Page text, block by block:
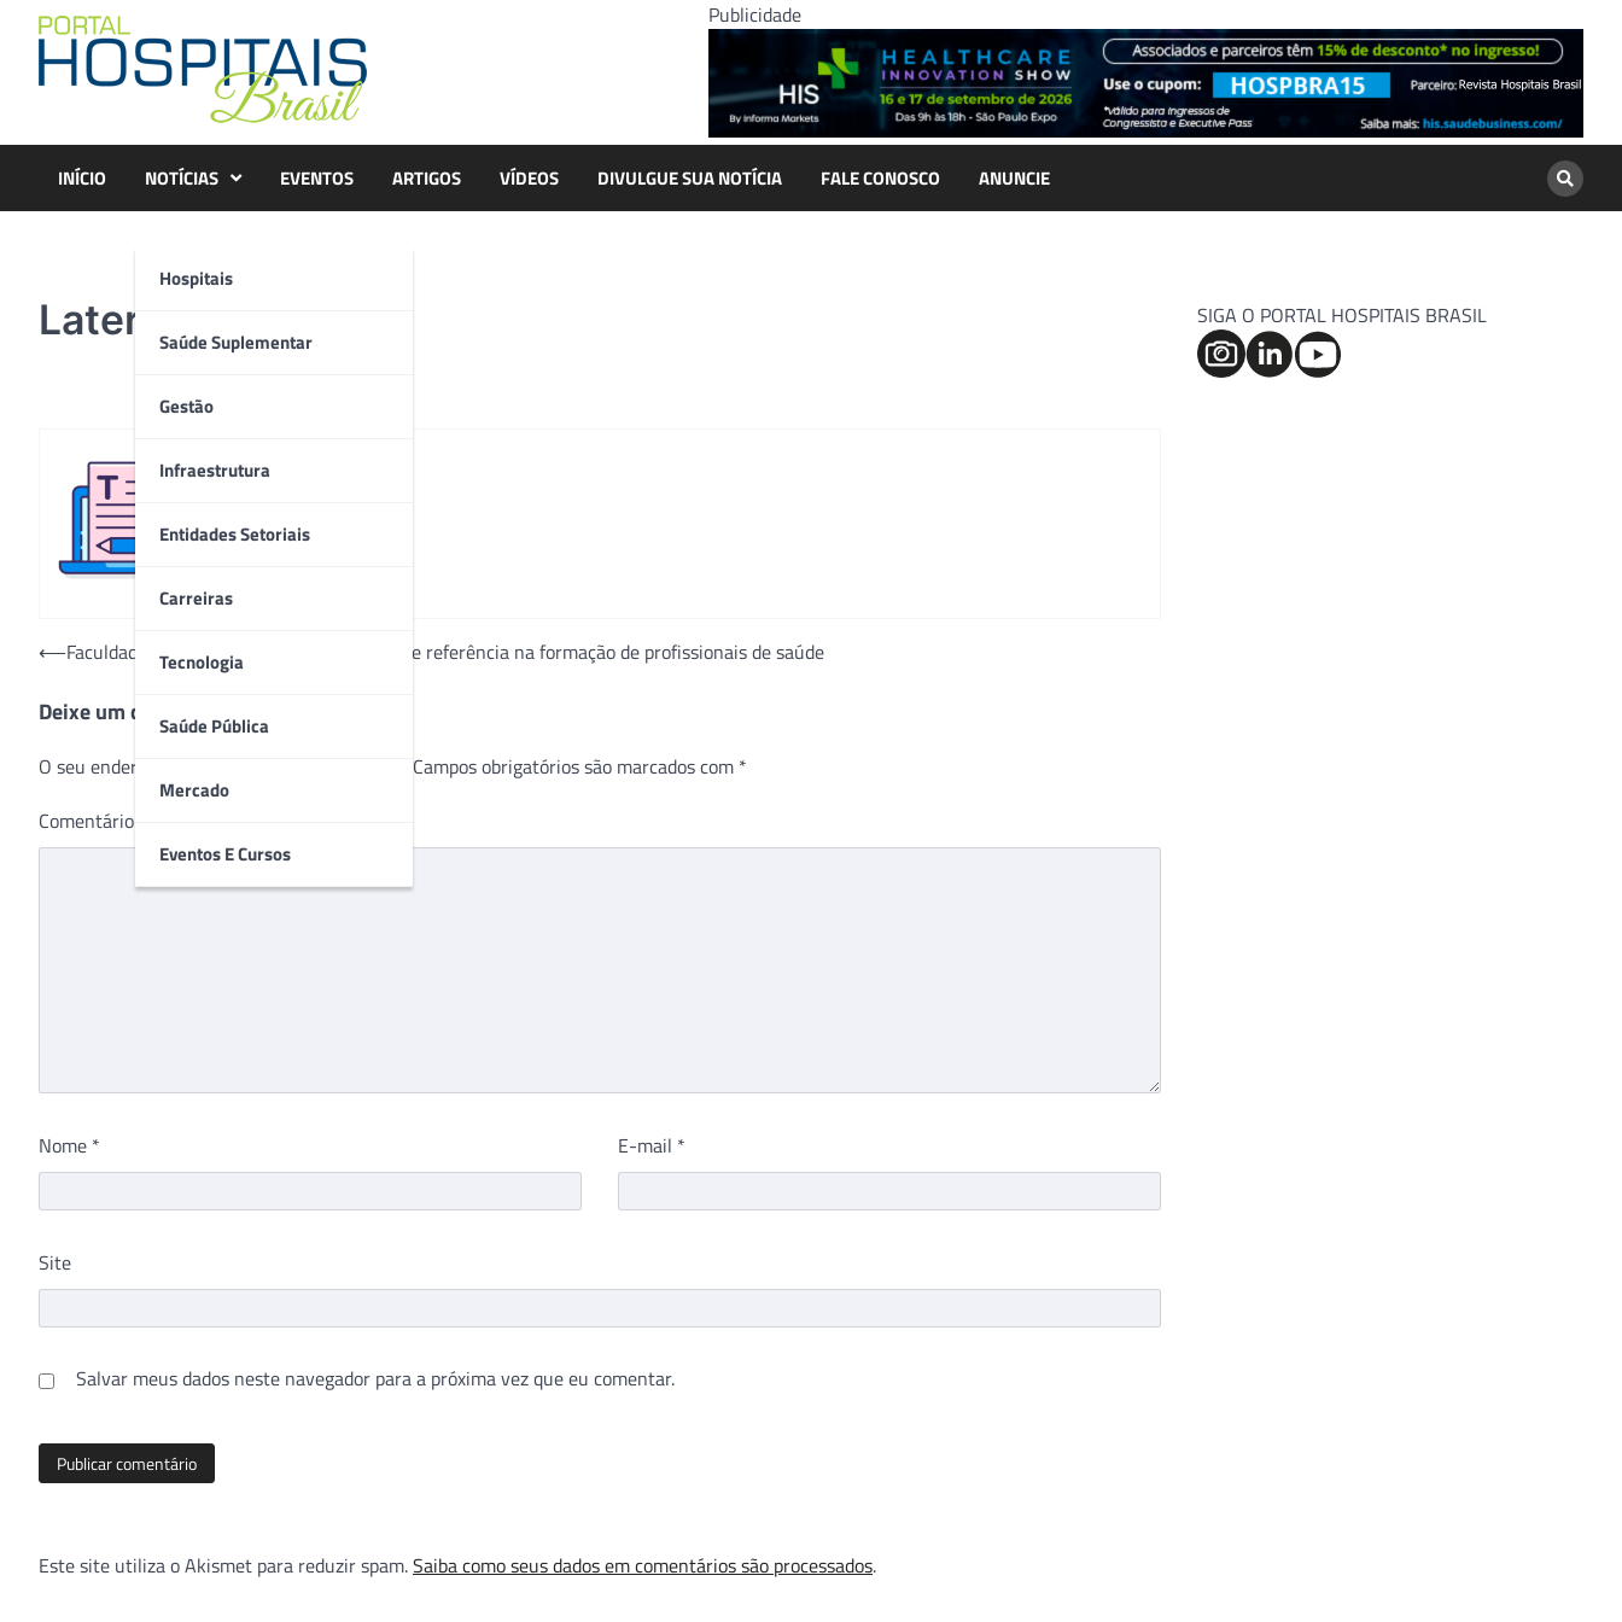
content
Publicidade
INÍCIO NOTÍCIAS
Hospitais
Saúde Suplementar
Gestão
Infraestrutura
Entidades Setoriais
Carreiras
Tecnologia
Saúde Pública
Mercado
Eventos E Cursos
EVENTOS ARTIGOS VÍDEOS DIVULGUE SUA NOTÍCIA FALE CONOSCO ANUNCIE
Lateral da FMJ (1)
Navegação
Post
⟵Faculdade de Medicina de Jundiaí: história e referência na formação de profissionais de saúde
Deixe um comentário
O seu endereço de e-mail não será publicado. Campos obrigatórios são marcados com *
Comentário
Nome * E-mail *
Site
Salvar meus dados neste navegador para a próxima vez que eu comentar.
Este site utiliza o Akismet para reduzir spam.Saiba como seus dados em comentários são processados.
SIGA O PORTAL HOSPITAIS BRASIL